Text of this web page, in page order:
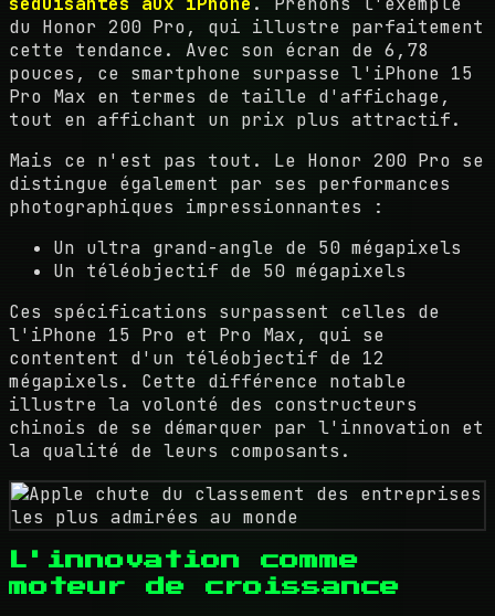
du Honor 200 Pro, qui illustre parfaitement
cette tendance. Avec son écran de 6,78
pouces, ce smartphone surpasse l'iPhone 15
Pro Max en termes de taille d'affichage,
tout en affichant un prix plus attractif.
Mais ce n'est pas tout. Le Honor 200 Pro se
distingue également par ses performances
photographiques impressionnantes :
Un ultra grand-angle de 50 mégapixels
Un téléobjectif de 50 mégapixels
Ces spécifications surpassent celles de
l'iPhone 15 Pro et Pro Max, qui se
contentent d'un téléobjectif de 12
mégapixels. Cette différence notable
illustre la volonté des constructeurs
chinois de se démarquer par l'innovation et
la qualité de leurs composants.
L'innovation comme
moteur de croissance